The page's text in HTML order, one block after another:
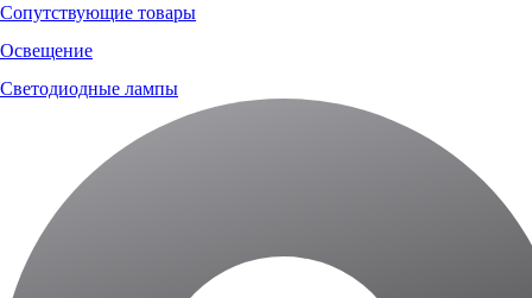
Сопутствующие товары
Освещение
Светодиодные лампы